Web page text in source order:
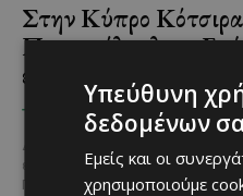
Στην Κύπρο
Πορτοκάλογλου:
επί σκηνής για πρώτη
ΤΙ ΝΑ ΚΆΝΕΙΣ Χριστίνα
Δύο από τους πιο σημαντικούς
ελληνικής μουσικής σκηνής, ο
Πορτοκάλογλου δίνουν
Υπεύθυνη
δεδομένων
Εμείς και οι
χρησιμοποιούμε